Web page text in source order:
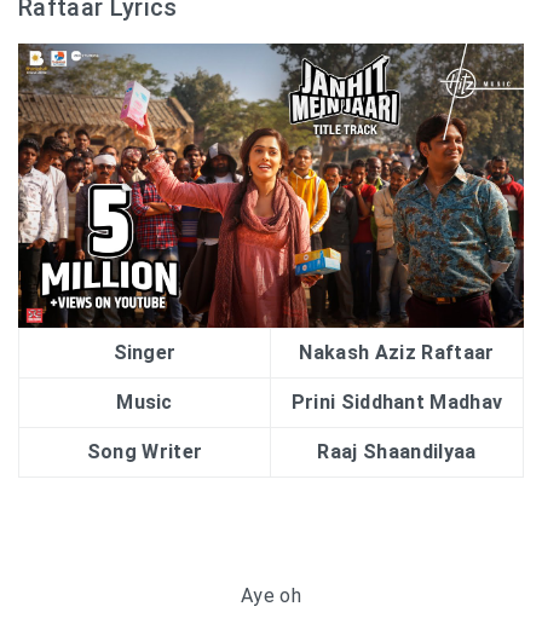
Raftaar Lyrics
Singer Nakash Aziz Raftaar
Music Prini Siddhant Madhav
Song Writer Raaj Shaandilyaa
Aye oh